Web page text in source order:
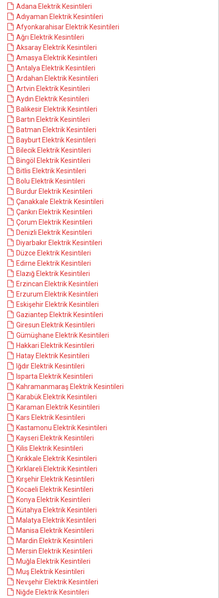
Adana Elektrik Kesintileri
Adıyaman Elektrik Kesintileri
Afyonkarahisar Elektrik Kesintileri
Ağrı Elektrik Kesintileri
Aksaray Elektrik Kesintileri
Amasya Elektrik Kesintileri
Antalya Elektrik Kesintileri
Ardahan Elektrik Kesintileri
Artvin Elektrik Kesintileri
Aydın Elektrik Kesintileri
Balıkesir Elektrik Kesintileri
Bartın Elektrik Kesintileri
Batman Elektrik Kesintileri
Bayburt Elektrik Kesintileri
Bilecik Elektrik Kesintileri
Bingöl Elektrik Kesintileri
Bitlis Elektrik Kesintileri
Bolu Elektrik Kesintileri
Burdur Elektrik Kesintileri
Çanakkale Elektrik Kesintileri
Çankırı Elektrik Kesintileri
Çorum Elektrik Kesintileri
Denizli Elektrik Kesintileri
Diyarbakır Elektrik Kesintileri
Düzce Elektrik Kesintileri
Edirne Elektrik Kesintileri
Elazığ Elektrik Kesintileri
Erzincan Elektrik Kesintileri
Erzurum Elektrik Kesintileri
Eskişehir Elektrik Kesintileri
Gaziantep Elektrik Kesintileri
Giresun Elektrik Kesintileri
Gümüşhane Elektrik Kesintileri
Hakkari Elektrik Kesintileri
Hatay Elektrik Kesintileri
Iğdır Elektrik Kesintileri
Isparta Elektrik Kesintileri
Kahramanmaraş Elektrik Kesintileri
Karabük Elektrik Kesintileri
Karaman Elektrik Kesintileri
Kars Elektrik Kesintileri
Kastamonu Elektrik Kesintileri
Kayseri Elektrik Kesintileri
Kilis Elektrik Kesintileri
Kırıkkale Elektrik Kesintileri
Kırklareli Elektrik Kesintileri
Kırşehir Elektrik Kesintileri
Kocaeli Elektrik Kesintileri
Konya Elektrik Kesintileri
Kütahya Elektrik Kesintileri
Malatya Elektrik Kesintileri
Manisa Elektrik Kesintileri
Mardin Elektrik Kesintileri
Mersin Elektrik Kesintileri
Muğla Elektrik Kesintileri
Muş Elektrik Kesintileri
Nevşehir Elektrik Kesintileri
Niğde Elektrik Kesintileri